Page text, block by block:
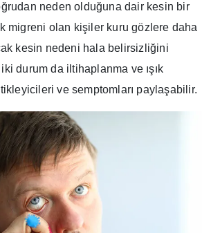
neden olduğuna dair kesin bir
migreni olan kişiler kuru gözlere daha
kesin nedeni hala belirsizliğini
durum da iltihaplanma ve ışık
ve semptomları paylaşabilir.